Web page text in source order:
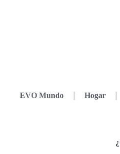
EVO Mundo Hogar